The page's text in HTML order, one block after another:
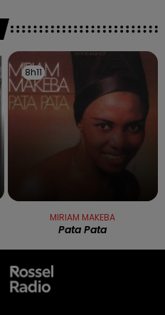
8h11
8h11
MIRIAM MAKEBA
Pata Pata